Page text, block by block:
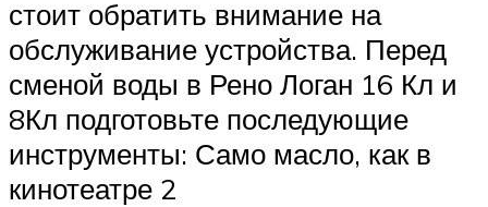
стоит обратить внимание на
обслуживание устройства. Перед
сменой воды в Рено Логан 16 Кл и
8Кл подготовьте последующие
инструменты: Само масло, как в
кинотеатре 2